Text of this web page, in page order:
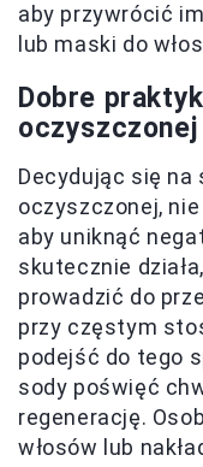
aby przywrócić
lub maski do
Dobre
oczyszczonej
Decydując się
oczyszczonej,
aby uniknąć
skutecznie
prowadzić do
przy częstym
podejść do tego
sody poświęć
regenerację.
włosów lub